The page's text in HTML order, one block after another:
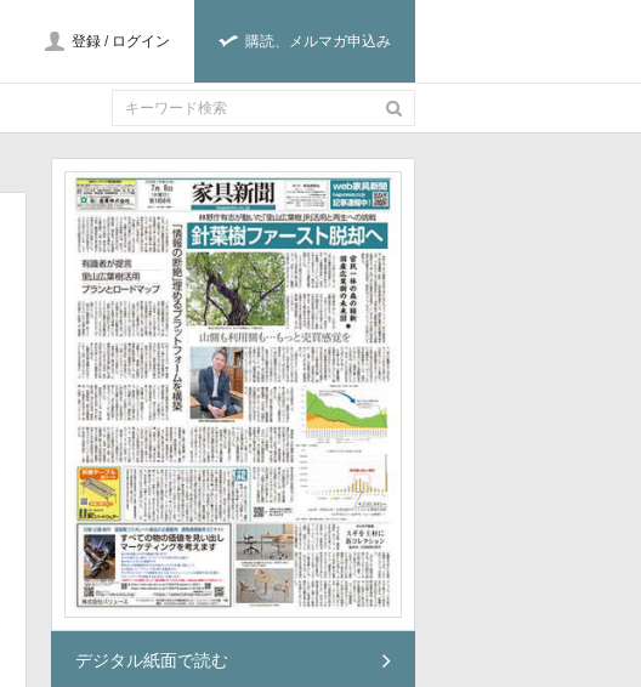
購読、メルマガ申込み
登録 / ログイン
デジタル紙面で読む